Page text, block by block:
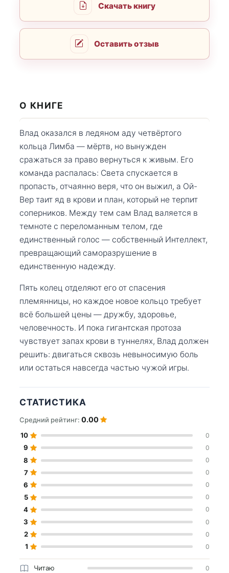
Скачать книгу
Оставить отзыв
О КНИГЕ
Влад оказался в ледяном аду четвёртого
кольца Лимба — мёртв, но вынужден
сражаться за право вернуться к живым. Его
команда распалась: Света спускается в
пропасть, отчаянно веря, что он выжил, а Ой-
Вер таит яд в крови и план, который не терпит
соперников. Между тем сам Влад валяется в
темноте с переломанным телом, где
единственный голос — собственный Интеллект,
превращающий саморазрушение в
единственную надежду.
Пять колец отделяют его от спасения
племянницы, но каждое новое кольцо требует
всё большей цены — дружбу, здоровье,
человечность. И пока гигантская протоза
чувствует запах крови в туннелях, Влад должен
решить: двигаться сквозь невыносимую боль
или остаться навсегда частью чужой игры.
СТАТИСТИКА
Средний рейтинг: 0.00
10 0
9 0
8 0
7 0
6 0
5 0
4 0
3 0
2 0
1 0
Читаю 0